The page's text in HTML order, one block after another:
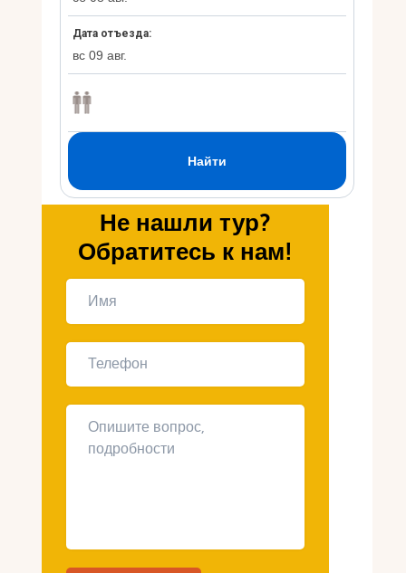
Контакты
Не нашли тур?
Обратитесь к нам!